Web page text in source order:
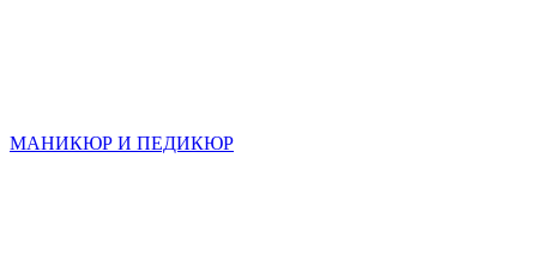
МАНИКЮР И ПЕДИКЮР